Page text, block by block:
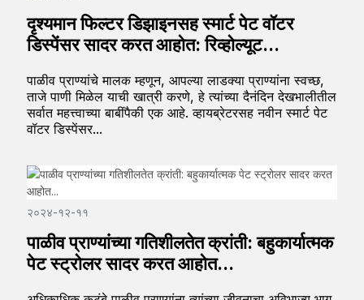
दृश्यमान फिल्टर डिझाइनसह स्मार्ट पेट वॉटर
डिस्पेंसर सादर करत आहोत: रिव्होल्यूट...
पाळीव प्राण्यांचे मालक म्हणून, आपल्या लाडक्या प्राण्यांना स्वच्छ,
ताजे पाणी मिळेल याची खात्री करणे, हे त्यांच्या दैनंदिन देखभालीतील
सर्वात महत्त्वाच्या बाबींपैकी एक आहे. व्हायब्रेटरसह नवीन स्मार्ट पेट
वॉटर डिस्पेंसर...
२०२४-१२-११
पाळीव प्राण्यांच्या गतिशीलतेत क्रांती: बहुकार्यात्मक
पेट स्ट्रोलर सादर करत आहोत...